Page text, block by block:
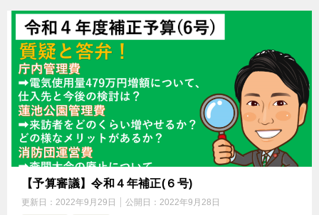
【予算審議】令和４年補正(６号)
更新日： 2022年9月29日 公開日： 2022年9月28日